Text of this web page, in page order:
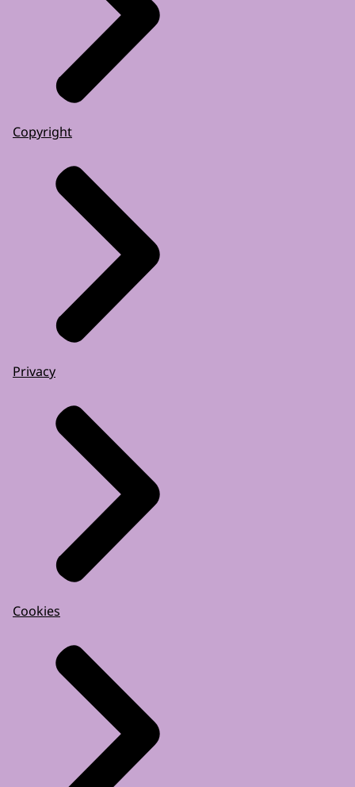
Copyright
Privacy
Cookies